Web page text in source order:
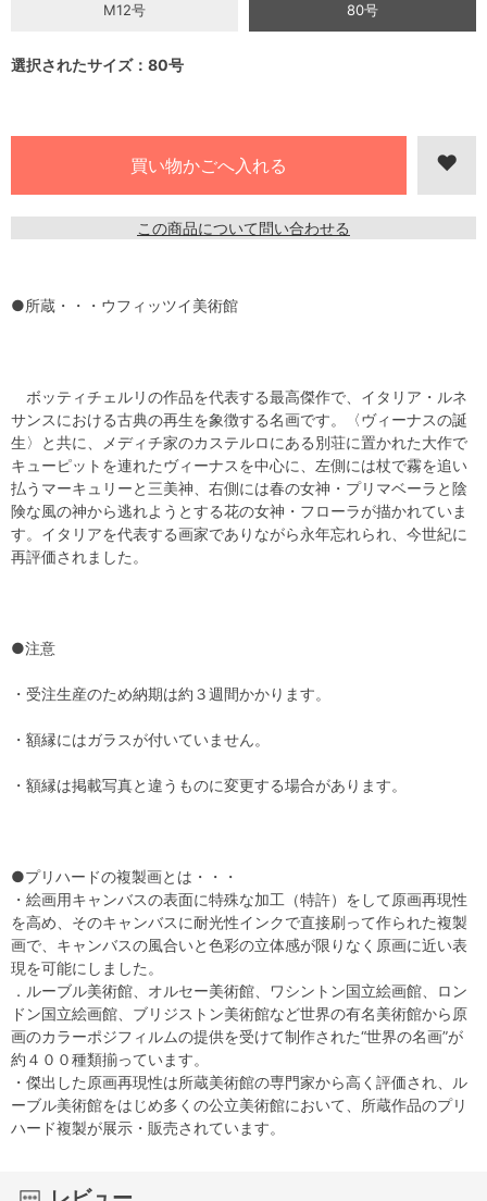
M12号 80号
選択されたサイズ：80号
この商品について問い合わせる
●所蔵・・・ウフィッツイ美術館
ボッティチェルリの作品を代表する最高傑作で、イタリア・ルネ
サンスにおける古典の再生を象徴する名画です。〈ヴィーナスの誕
生〉と共に、メディチ家のカステルロにある別荘に置かれた大作で
キューピットを連れたヴィーナスを中心に、左側には杖で霧を追い
払うマーキュリーと三美神、右側には春の女神・プリマベーラと陰
険な風の神から逃れようとする花の女神・フローラが描かれていま
す。イタリアを代表する画家でありながら永年忘れられ、今世紀に
再評価されました。
●注意
・受注生産のため納期は約３週間かかります。
・額縁にはガラスが付いていません。
・額縁は掲載写真と違うものに変更する場合があります。
●プリハードの複製画とは・・・
・絵画用キャンバスの表面に特殊な加工（特許）をして原画再現性
を高め、そのキャンバスに耐光性インクで直接刷って作られた複製
画で、キャンバスの風合いと色彩の立体感が限りなく原画に近い表
現を可能にしました。
．ルーブル美術館、オルセー美術館、ワシントン国立絵画館、ロン
ドン国立絵画館、ブリジストン美術館など世界の有名美術館から原
画のカラーポジフィルムの提供を受けて制作された“世界の名画”が
約４００種類揃っています。
・傑出した原画再現性は所蔵美術館の専門家から高く評価され、ル
ーブル美術館をはじめ多くの公立美術館において、所蔵作品のプリ
ハード複製が展示・販売されています。